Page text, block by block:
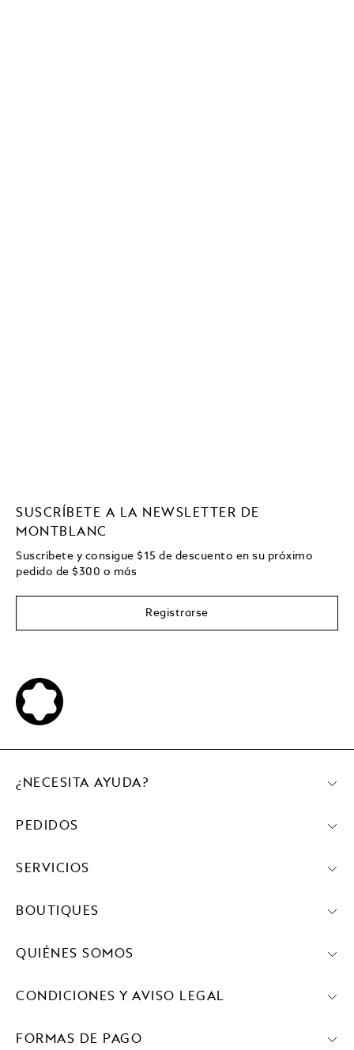
SUSCRÍBETE A LA NEWSLETTER DE
MONTBLANC
Suscríbete y consigue $15 de descuento en su próximo
pedido de $300 o más
Registrarse
FORMAS DE PAGO
¿NECESITA AYUDA?
PEDIDOS
SERVICIOS
BOUTIQUES
QUIÉNES SOMOS
CONDICIONES Y AVISO LEGAL